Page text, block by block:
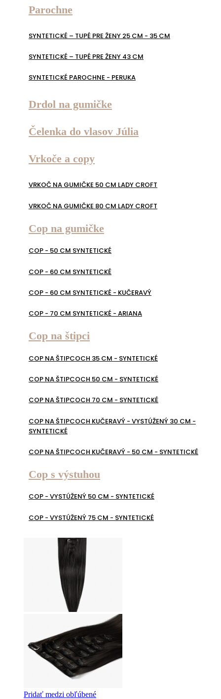
Parochne
SYNTETICKÉ – TUPÉ PRE ŽENY 25 CM - 35 CM
SYNTETICKÉ – TUPÉ PRE ŽENY 43 CM
SYNTETICKÉ PAROCHNE - PERUKA
Drdol na gumičke
Čelenka do vlasov Júlia
Vrkoče a copy
VRKOČ NA GUMIČKE 50 CM LADY CROFT
VRKOČ NA GUMIČKE 80 CM LADY CROFT
Cop na gumičke
COP - 50 CM SYNTETICKÉ
COP - 60 CM SYNTETICKÉ
COP - 60 CM SYNTETICKÉ - KUČERAVÝ
COP - 70 CM SYNTETICKÉ - ARIANA
Cop na štipci
COP NA ŠTIPCOCH 35 CM - SYNTETICKÉ
COP NA ŠTIPCOCH 50 CM - SYNTETICKÉ
COP NA ŠTIPCOCH 70 CM - SYNTETICKÉ
COP NA ŠTIPCOCH KUČERAVÝ - VYSTÚŽENÝ 30 CM -
SYNTETICKÉ
COP NA ŠTIPCOCH KUČERAVÝ - 50 CM - SYNTETICKÉ
Cop s výstuhou
COP - VYSTÚŽENÝ 50 CM - SYNTETICKÉ
COP - VYSTÚŽENÝ 75 CM - SYNTETICKÉ
Pridať medzi obľúbené